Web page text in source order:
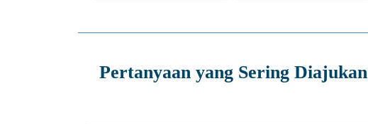
Pertanyaan yang Sering Diajukan